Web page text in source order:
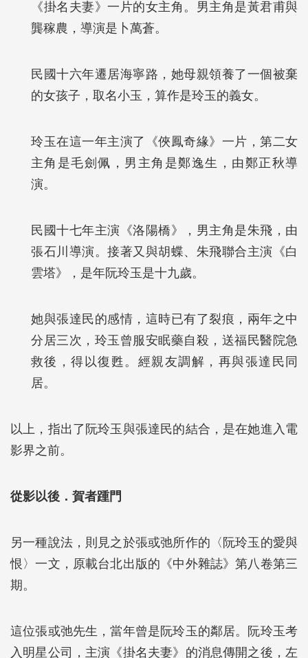
《掛名夫妻》一片的女主角。男主角是黃君甫與
龔稼農，導演是卜萬蒼。
民國十六年遷居海寧路，她母親領養了一個被棄
的女孩子，取名小玉，算作是玲玉的義女。
玲玉在這一年主演了《俠鳳奇緣》一片，第二女
主角是毛劍佩，男主角是鄭逸生，由鄭正秋導
演。
民國十七年主演《洛陽橋》，男主角是朱飛，由
張石川導演。接著又與胡蝶、朱飛聯合主演《白
雲塔》，是年阮玲玉是十九歲。
她與張達民的感情，這時已有了裂痕，兩年之中
分居三次，玲玉曾服安眠藥自殺，送福民醫院急
救後，得以復甦。經親友調解，再與張達民同
居。
以上，指出了阮玲玉與張達民的結合，是在她進入電
影界之前。
從影以後．賀者踵門
另一種說法，則見之於張或弛所作的〈阮玲玉的愛與
恨〉一文，原載台北出版的《中外雜誌》第八卷第三
期。
這位張或弛先生，當年曾是阮玲玉的鄰居。阮玲玉考
入明星公司，主演《掛名夫妻》的消息傳開之後，左